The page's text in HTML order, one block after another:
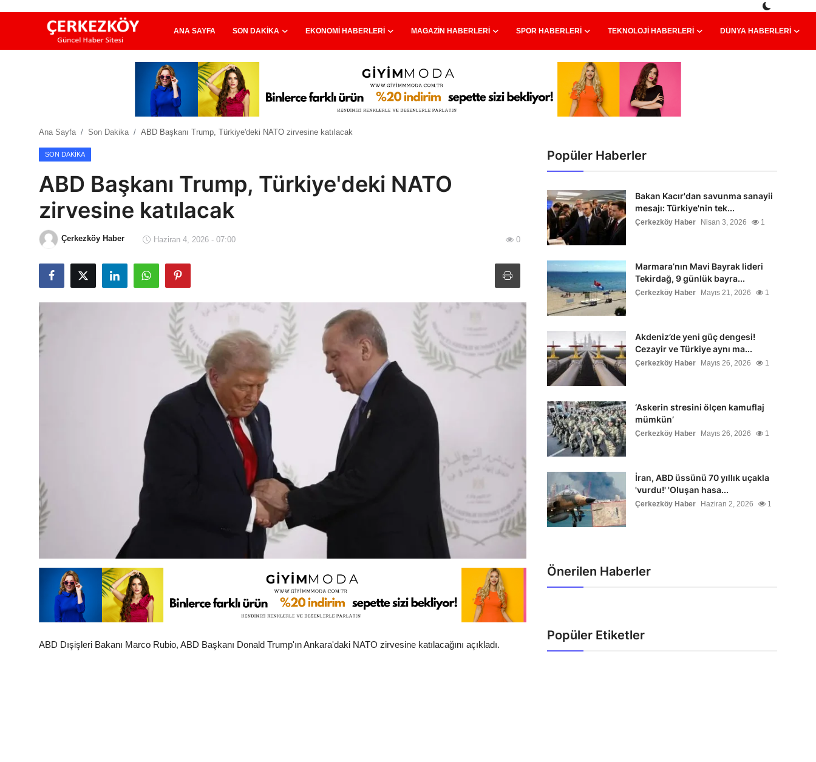
ANA SAYFA SON DAKIKA EKONOMI HABERLERI MAGAZIN HABERLERI SPOR HABERLERI TEKNOLOJI HABERLERI DÜNYA HABERLERI
Ekonomi Haberleri
Teknoloji Haberleri
Çerkezköy
Ana Sayfa Son Dakika ABD Başkanı Trump, Türkiye'deki NATO zirvesine katılacak
SON DAKIKA
ABD Başkanı Trump, Türkiye'deki NATO
zirvesine katılacak
Çerkezköy Haber Haziran 4, 2026 - 07:00 0
ABD Dışişleri Bakanı Marco Rubio, ABD Başkanı Donald Trump'ın Ankara'daki NATO zirvesine katılacağını açıkladı.
Popüler Haberler
Bakan Kacır'dan savunma sanayii
mesajı: Türkiye'nin tek...
Çerkezköy Haber Nisan 3, 2026 1
Marmara’nın Mavi Bayrak lideri
Tekirdağ, 9 günlük bayra...
Çerkezköy Haber Mayıs 21, 2026 1
Akdeniz’de yeni güç dengesi!
Cezayir ve Türkiye aynı ma...
Çerkezköy Haber Mayıs 26, 2026 1
‘Askerin stresini ölçen kamuflaj
mümkün’
Çerkezköy Haber Mayıs 26, 2026 1
İran, ABD üssünü 70 yıllık uçakla
'vurdu!' 'Oluşan hasa...
Çerkezköy Haber Haziran 2, 2026 1
Önerilen Haberler
Popüler Etiketler